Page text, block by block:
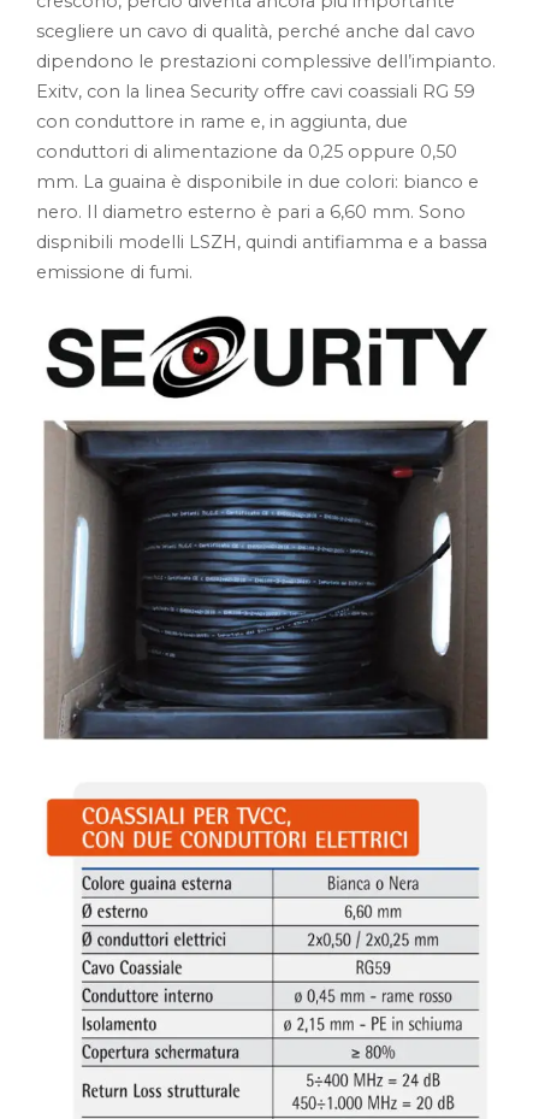
scegliere un cavo di qualità, perché anche dal cavo
dipendono le prestazioni complessive dell’impianto.
Exitv, con la linea Security offre cavi coassiali RG 59
con conduttore in rame e, in aggiunta, due
conduttori di alimentazione da 0,25 oppure 0,50
mm. La guaina è disponibile in due colori: bianco e
nero. Il diametro esterno è pari a 6,60 mm. Sono
dispnibili modelli LSZH, quindi antifiamma e a bassa
emissione di fumi.